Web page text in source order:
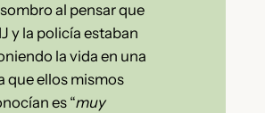
al pensar que
y la policía estaban
la vida en una
que ellos mismos
es “muy